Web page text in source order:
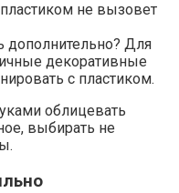
не вызовет
дополнительно? Для
декоративные
с пластиком.
облицевать
выбирать не